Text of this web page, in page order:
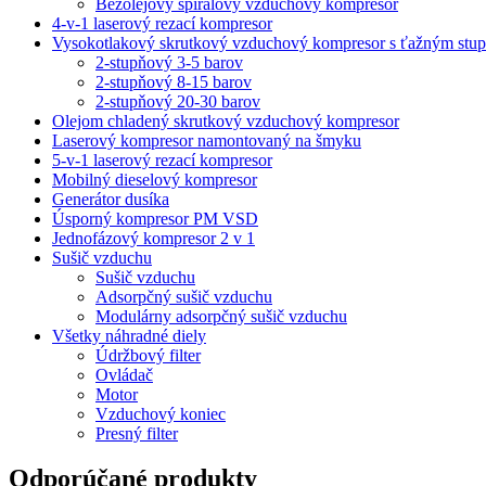
4-v-1 laserový rezací kompresor
Vysokotlakový skrutkový vzduchový kompresor s ťažným
2-stupňový 3-5 barov
2-stupňový 8-15 barov
2-stupňový 20-30 barov
Olejom chladený skrutkový vzduchový kompresor
Laserový kompresor namontovaný na šmyku
5-v-1 laserový rezací kompresor
Mobilný dieselový kompresor
Generátor dusíka
Úsporný kompresor PM VSD
Jednofázový kompresor 2 v 1
Sušič vzduchu
Sušič vzduchu
Adsorpčný sušič vzduchu
Modulárny adsorpčný sušič vzduchu
Všetky náhradné diely
Údržbový filter
Ovládač
Motor
Vzduchový koniec
Presný filter
Odporúčané produkty